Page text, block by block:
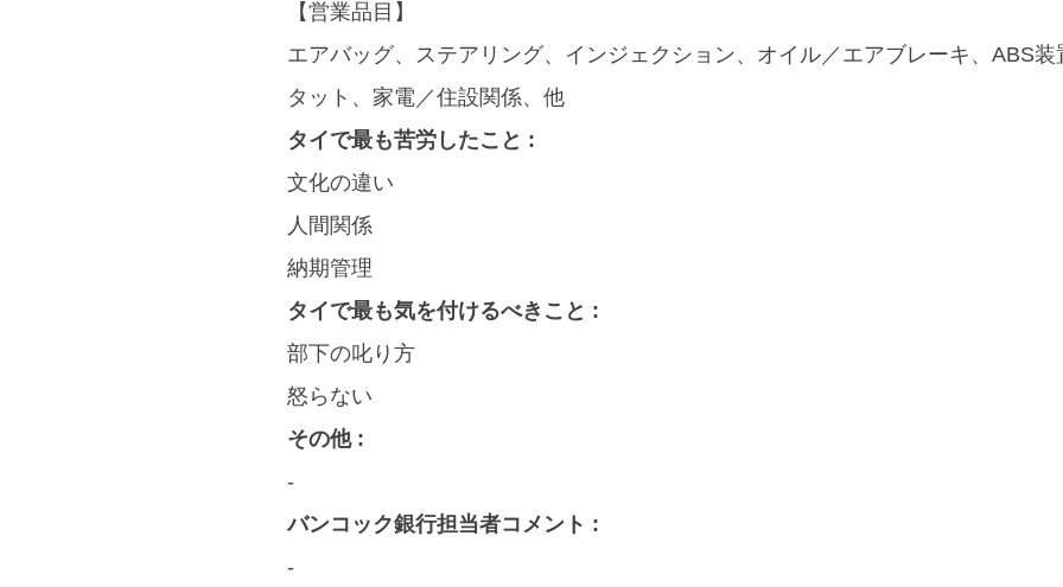
【営業品目】
エアバッグ、ステアリング、インジェクション、オイル／エアブレーキ、ABS
タット、家電／住設関係、他
タイで最も苦労したこと :
文化の違い
人間関係
納期管理
タイで最も気を付けるべきこと :
部下の叱り方
怒らない
その他 :
-
バンコック銀行担当者コメント :
-